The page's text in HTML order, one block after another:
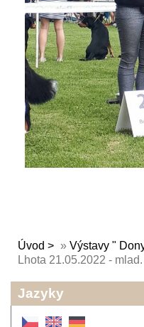
Úvod » Výstavy "
Lhota 21.05.2022 -
Jazyky